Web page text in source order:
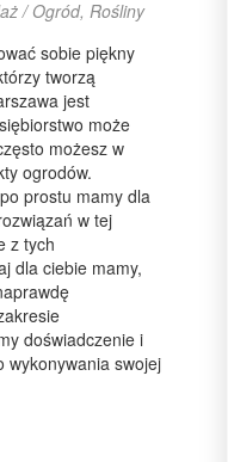
/ Ogród, Rośliny
sobie piękny
tworzą
jest
może
możesz w
ogrodów.
prostu mamy dla
w tej
z tych
dla ciebie mamy,
doświadczenie i
wykonywania swojej